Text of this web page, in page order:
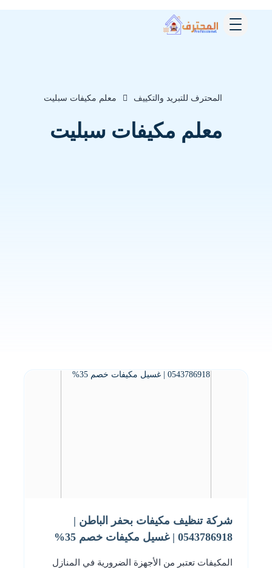
المحترف للتبريد والتكييف معلم مكيفات سبليت
معلم مكيفات سبليت
شركة تنظيف مكيفات بحفر الباطن |
0543786918 | غسيل مكيفات خصم 35%
المكيفات تعتبر من الأجهزة الضرورية في المنازل